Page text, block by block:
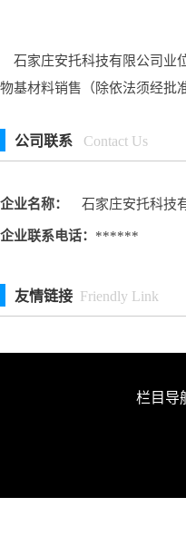
石家庄安托科技有限公司业
物基材料销售（除依法须经批
公司联系 Contact Us
企业名称： 石家庄安托科技
企业联系电话： ******
友情链接 Friendly Link
栏目导